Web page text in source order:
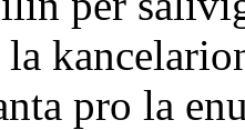
pro la